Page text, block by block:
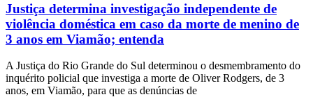
Justiça determina investigação independente de
violência doméstica em caso da morte de menino de
3 anos em Viamão; entenda
A Justiça do Rio Grande do Sul determinou o desmembramento do
inquérito policial que investiga a morte de Oliver Rodgers, de 3
anos, em Viamão, para que as denúncias de